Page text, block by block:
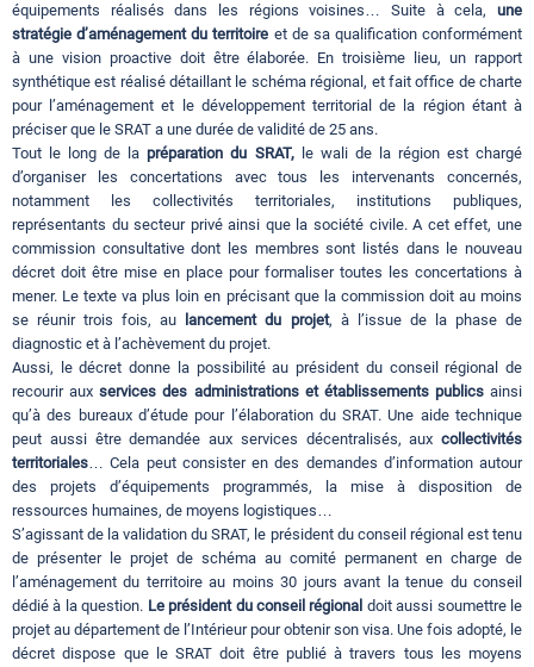
équipements réalisés dans les régions voisines… Suite à cela, une
stratégie d’aménagement du territoire et de sa qualification conformément
à une vision proactive doit être élaborée. En troisième lieu, un rapport
synthétique est réalisé détaillant le schéma régional, et fait office de charte
pour l’aménagement et le développement territorial de la région étant à
préciser que le SRAT a une durée de validité de 25 ans.
Tout le long de lapréparation du SRAT,le wali de la région est chargé
d’organiser les concertations avec tous les intervenants concernés,
notamment les collectivités territoriales, institutions publiques,
représentants du secteur privé ainsi que la société civile. A cet effet, une
commission consultative dont les membres sont listés dans le nouveau
décret doit être mise en place pour formaliser toutes les concertations à
mener. Le texte va plus loin en précisant que la commission doit au moins
se réunir trois fois, au
lancement du projet, à l’issue de la phase de
diagnostic et à l’achèvement du projet.
Aussi, le décret donne la possibilité au président du conseil régional de
recourir auxservices des administrations et établissements publicsainsi
qu’à des bureaux d’étude pour l’élaboration du SRAT. Une aide technique
peut aussi être demandée aux services décentralisés, aux collectivités
territoriales… Cela peut consister en des demandes d’information autour
des projets d’équipements programmés, la mise à disposition de
ressources humaines, de moyens logistiques…
S’agissant de la validation du SRAT, le président du conseil régional est tenu
de présenter le projet de schéma au comité permanent en charge de
l’aménagement du territoire au moins 30 jours avant la tenue du conseil
dédié à la question. Le président du conseil régional doit aussi soumettre le
projet au département de l’Intérieur pour obtenir son visa. Une fois adopté, le
décret dispose que le SRAT doit être publié à travers tous les moyens